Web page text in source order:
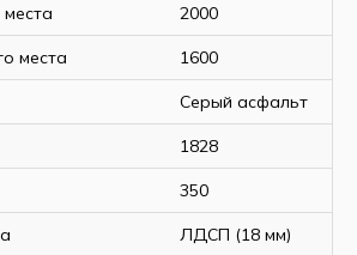
места,
2000х1600
мм
места
ламели
мест
2
ДСП (18 мм)
изножьяДСП (18мм)
2000
места 1600
Серый асфальт
1828
350
ЛДСП (18 мм)